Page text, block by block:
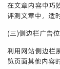
在文章内容中巧
评测文章中，适
(三)侧边栏广告位
利用网站侧边栏
览页面其他内容